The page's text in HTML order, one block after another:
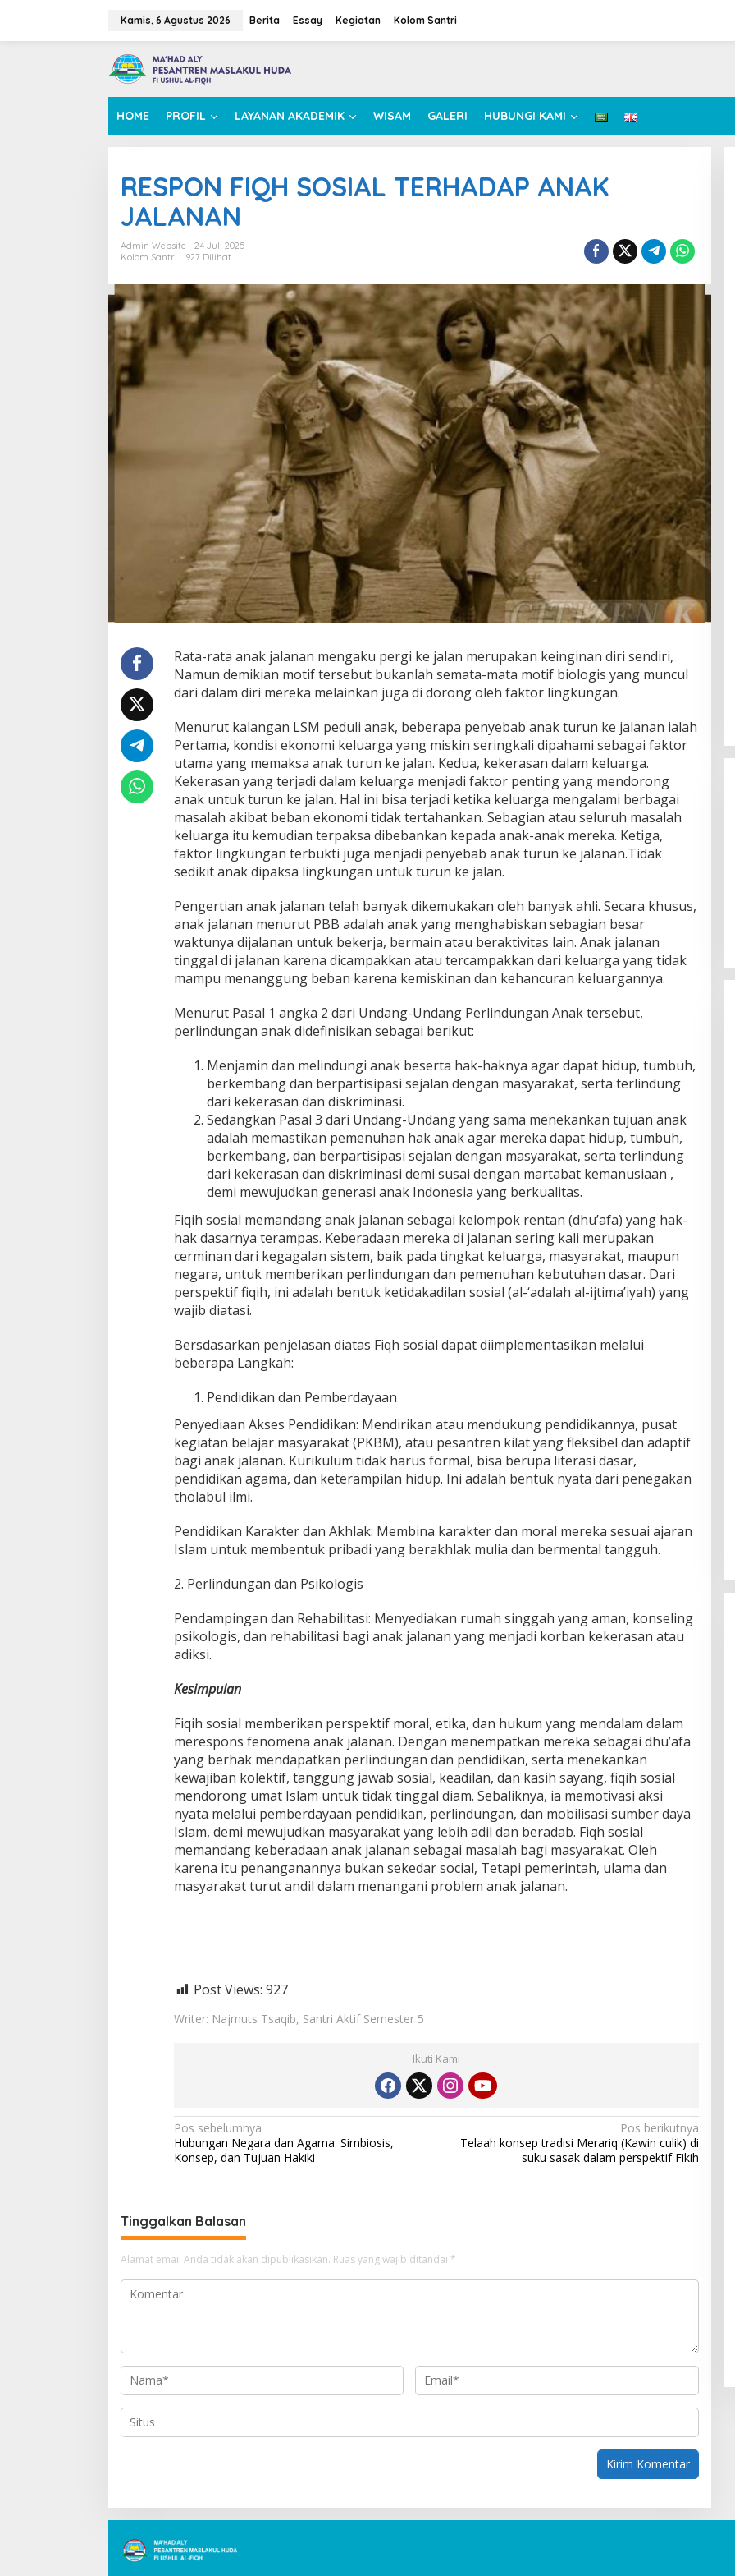
Kamis, 6 Agustus 2026 Berita Essay Kegiatan Kolom Santri
HOME PROFIL LAYANAN AKADEMIK WISAM GALERI HUBUNGI KAMI
RESPON FIQH SOSIAL TERHADAP ANAK
JALANAN
Admin Website
24 Juli 2025
Kolom Santri
927 Dilihat
Rata-rata anak jalanan mengaku pergi ke jalan merupakan keinginan diri sendiri,
Namun demikian motif tersebut bukanlah semata-mata motif biologis yang muncul
dari dalam diri mereka melainkan juga di dorong oleh faktor lingkungan.
Menurut kalangan LSM peduli anak, beberapa penyebab anak turun ke jalanan ialah
Pertama, kondisi ekonomi keluarga yang miskin seringkali dipahami sebagai faktor
utama yang memaksa anak turun ke jalan. Kedua, kekerasan dalam keluarga.
Kekerasan yang terjadi dalam keluarga menjadi faktor penting yang mendorong
anak untuk turun ke jalan. Hal ini bisa terjadi ketika keluarga mengalami berbagai
masalah akibat beban ekonomi tidak tertahankan. Sebagian atau seluruh masalah
keluarga itu kemudian terpaksa dibebankan kepada anak-anak mereka. Ketiga,
faktor lingkungan terbukti juga menjadi penyebab anak turun ke jalanan.Tidak
sedikit anak dipaksa lingkungan untuk turun ke jalan.
Pengertian anak jalanan telah banyak dikemukakan oleh banyak ahli. Secara khusus,
anak jalanan menurut PBB adalah anak yang menghabiskan sebagian besar
waktunya dijalanan untuk bekerja, bermain atau beraktivitas lain. Anak jalanan
tinggal di jalanan karena dicampakkan atau tercampakkan dari keluarga yang tidak
mampu menanggung beban karena kemiskinan dan kehancuran keluargannya.
Menurut Pasal 1 angka 2 dari Undang-Undang Perlindungan Anak tersebut,
perlindungan anak didefinisikan sebagai berikut:
Menjamin dan melindungi anak beserta hak-haknya agar dapat hidup, tumbuh,
berkembang dan berpartisipasi sejalan dengan masyarakat, serta terlindung
dari kekerasan dan diskriminasi.
Sedangkan Pasal 3 dari Undang-Undang yang sama menekankan tujuan anak
adalah memastikan pemenuhan hak anak agar mereka dapat hidup, tumbuh,
berkembang, dan berpartisipasi sejalan dengan masyarakat, serta terlindung
dari kekerasan dan diskriminasi demi susai dengan martabat kemanusiaan ,
demi mewujudkan generasi anak Indonesia yang berkualitas.
Fiqih sosial memandang anak jalanan sebagai kelompok rentan (dhu’afa) yang hak-
hak dasarnya terampas. Keberadaan mereka di jalanan sering kali merupakan
cerminan dari kegagalan sistem, baik pada tingkat keluarga, masyarakat, maupun
negara, untuk memberikan perlindungan dan pemenuhan kebutuhan dasar. Dari
perspektif fiqih, ini adalah bentuk ketidakadilan sosial (al-‘adalah al-ijtima’iyah) yang
wajib diatasi.
Bersdasarkan penjelasan diatas Fiqh sosial dapat diimplementasikan melalui
beberapa Langkah:
Pendidikan dan Pemberdayaan
Penyediaan Akses Pendidikan: Mendirikan atau mendukung pendidikannya, pusat
kegiatan belajar masyarakat (PKBM), atau pesantren kilat yang fleksibel dan adaptif
bagi anak jalanan. Kurikulum tidak harus formal, bisa berupa literasi dasar,
pendidikan agama, dan keterampilan hidup. Ini adalah bentuk nyata dari penegakan
tholabul ilmi.
Pendidikan Karakter dan Akhlak: Membina karakter dan moral mereka sesuai ajaran
Islam untuk membentuk pribadi yang berakhlak mulia dan bermental tangguh.
2. Perlindungan dan Psikologis
Pendampingan dan Rehabilitasi: Menyediakan rumah singgah yang aman, konseling
psikologis, dan rehabilitasi bagi anak jalanan yang menjadi korban kekerasan atau
adiksi.
Kesimpulan
Fiqih sosial memberikan perspektif moral, etika, dan hukum yang mendalam dalam
merespons fenomena anak jalanan. Dengan menempatkan mereka sebagai dhu’afa
yang berhak mendapatkan perlindungan dan pendidikan, serta menekankan
kewajiban kolektif, tanggung jawab sosial, keadilan, dan kasih sayang, fiqih sosial
mendorong umat Islam untuk tidak tinggal diam. Sebaliknya, ia memotivasi aksi
nyata melalui pemberdayaan pendidikan, perlindungan, dan mobilisasi sumber daya
Islam, demi mewujudkan masyarakat yang lebih adil dan beradab. Fiqh sosial
memandang keberadaan anak jalanan sebagai masalah bagi masyarakat. Oleh
karena itu penanganannya bukan sekedar social, Tetapi pemerintah, ulama dan
masyarakat turut andil dalam menangani problem anak jalanan.
Post Views: 927
Writer: Najmuts Tsaqib, Santri Aktif Semester 5
Ikuti Kami
N
a
g
a
s
i
s
Pos sebelumnya
Hubungan Negara dan Agama: Simbiosis,
Konsep, dan Tujuan Hakiki
Pos berikutnya
Telaah konsep tradisi Merariq (Kawin culik) di
suku sasak dalam perspektif Fikih
Tinggalkan Balasan
Alamat email Anda tidak akan dipublikasikan. Ruas yang wajib ditandai *
Tabassam Hari ke-2 “Mengakar
Sejarah, Menjangkau Peradaban”